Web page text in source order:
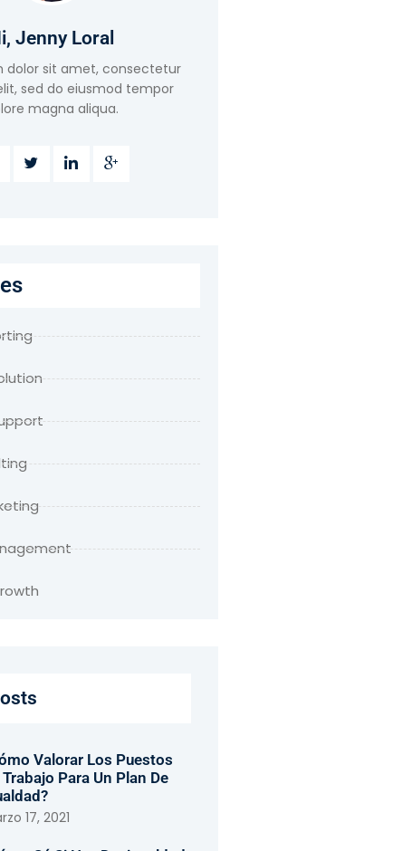
Jenny Loral
dolor sit amet, consectetur
sed do eiusmod tempor
magna aliqua.
Valorar Los Puestos
Trabajo Para Un Plan De
17, 2021